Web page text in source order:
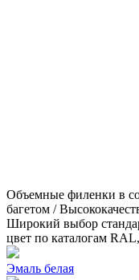
Объемные филенки в
багетом /
Широкий выбор
цвет по каталогам
Эмаль белая